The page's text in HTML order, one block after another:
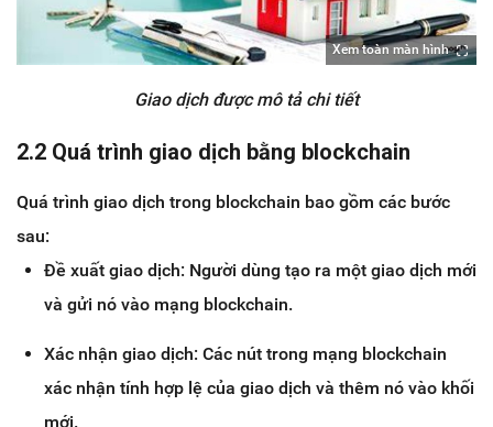
Xem toàn màn hình
Giao dịch được mô tả chi tiết
2.2 Quá trình giao dịch bằng blockchain
Quá trình giao dịch trong blockchain bao gồm các bước
sau:
Đề xuất giao dịch: Người dùng tạo ra một giao dịch mới
và gửi nó vào mạng blockchain.
Xác nhận giao dịch: Các nút trong mạng blockchain
xác nhận tính hợp lệ của giao dịch và thêm nó vào khối
mới.